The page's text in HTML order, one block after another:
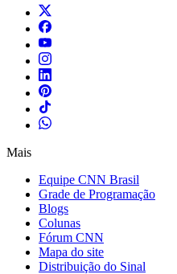
Mais
Equipe CNN Brasil
Grade de Programação
Blogs
Colunas
Fórum CNN
Mapa do site
Distribuição do Sinal